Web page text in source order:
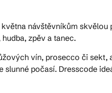
návštěvníkům
zpěv a tanec.
vín, prosecco či
počasí. Dresscode